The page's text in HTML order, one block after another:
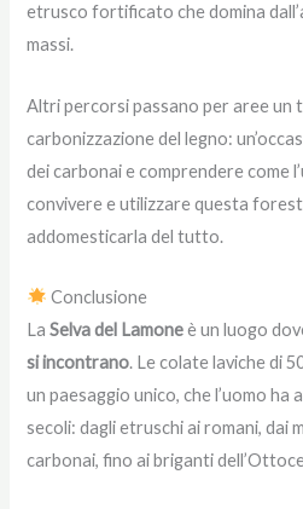
etrusco fortificato che domina
massi.
Altri percorsi passano per aree un
carbonizzazione del legno:
dei carbonai e comprendere come
convivere e utilizzare questa
addomesticarla del tutto.
Conclusione
LaSelva del Lamoneè un luogo
si incontrano. Le colate laviche di
un paesaggio unico, che l’uomo
secoli: dagli etruschi ai romani, dai
carbonai, fino ai briganti